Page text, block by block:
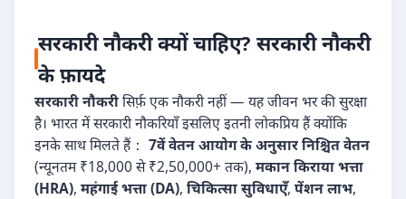
सरकारी नौकरी क्यों चाहिए? सरकारी नौकरी
के फ़ायदे
सरकारी नौकरीसिर्फ़ एक नौकरी नहीं — यह जीवन भर की सुरक्षा
है। भारत में सरकारी नौकरियाँ इसलिए इतनी लोकप्रिय हैं क्योंकि
इनके साथ मिलते हैं： 7वें वेतन आयोग के अनुसार निश्चित वेतन
(न्यूनतम ₹18,000 से ₹2,50,000+ तक), मकान किराया भत्ता
(HRA), महंगाई भत्ता (DA), चिकित्सा सुविधाएँ, पेंशन लाभ,